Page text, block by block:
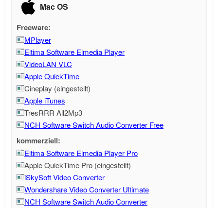
Mac OS
Freeware:
MPlayer
Eltima Software Elmedia Player
VideoLAN VLC
Apple QuickTime
Cineplay (eingestellt)
Apple iTunes
TresRRR All2Mp3
NCH Software Switch Audio Converter Free
kommerziell:
Eltima Software Elmedia Player Pro
Apple QuickTime Pro (eingestellt)
iSkySoft Video Converter
Wondershare Video Converter Ultimate
NCH Software Switch Audio Converter